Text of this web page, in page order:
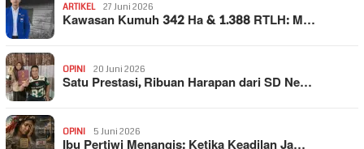
ARTIKEL 27 Juni 2026
Kawasan Kumuh 342 Ha & 1.388 RTLH: M…
OPINI 20 Juni 2026
Satu Prestasi, Ribuan Harapan dari SD Ne…
OPINI 5 Juni 2026